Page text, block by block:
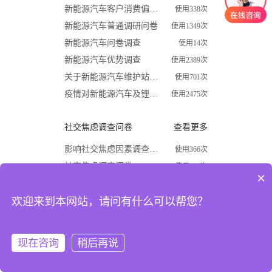
新能源汽车客户消费偏好调查问卷 使用338次
新能源汽车普通调研问卷 使用1349次
新能源汽车问卷调查 使用14次
新能源汽车优势调查 使用2389次
关于新能源汽车维护站调查问卷 使用701次
疫情对新能源汽车及锂电行业影响调查问卷 使用2475次
社交焦虑调查问卷 查看更多
影响社交焦虑因素调查问卷 使用366次
社交焦虑调查问卷
关于大学生社交焦虑问卷调查 使用677次
注册
×
欢迎来到本网站，请问有什么可以帮您？
现在咨询 稍后再说